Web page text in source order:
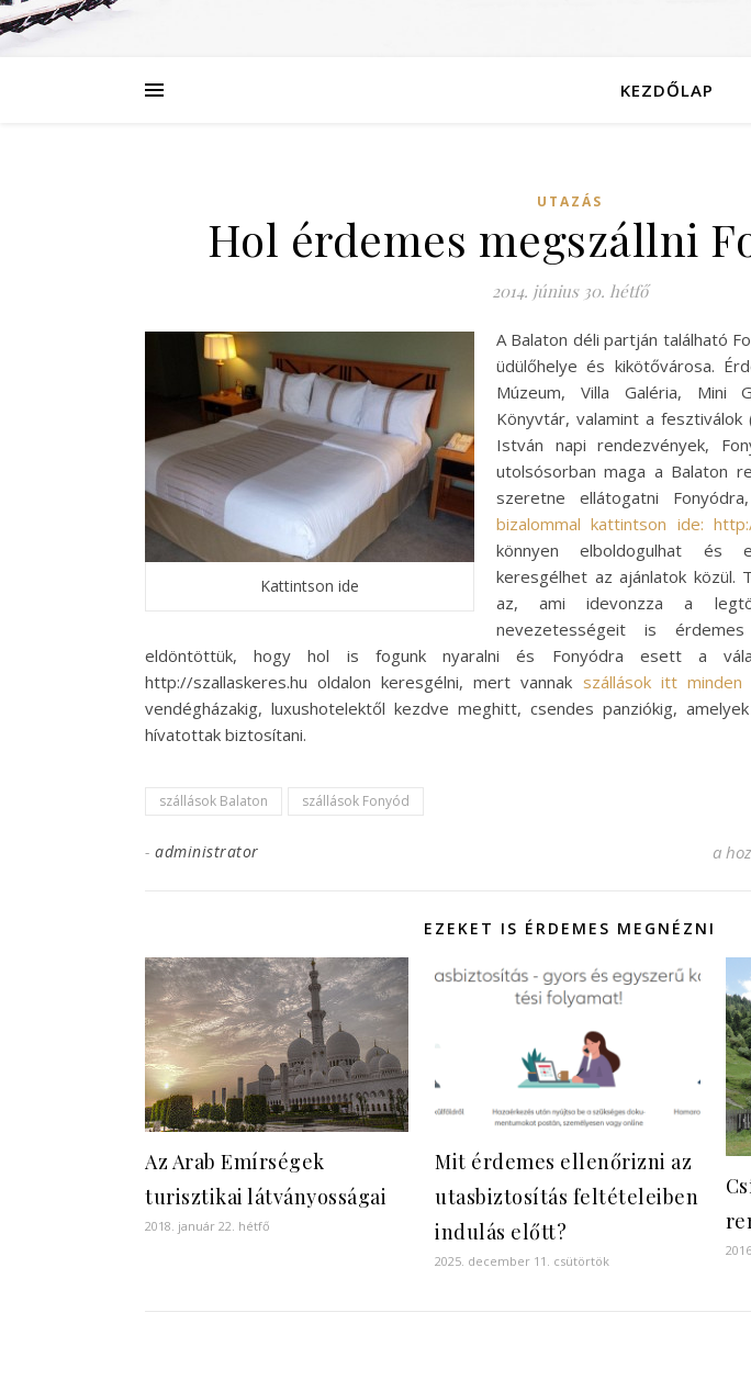
KEZDŐLAP
UTAZÁS
Hol érdemes megszállni
2014. június 30. hétfő
Kattintson ide
A Balaton déli partján található
üdülőhelye és kikötővárosa.
Múzeum, Villa Galéria, Mini
Könyvtár, valamint a fesztiválok
István napi rendezvények,
utolsósorban maga a Balaton
szeretne ellátogatni
bizalommal kattintson ide:
könnyen elboldogulhat és
keresgélhet az ajánlatok közül.
az, ami idevonzza a
nevezetességeit is
eldöntöttük, hogy hol is fogunk nyaralni és Fonyódra esett a
http://szallaskeres.hu oldalon keresgélni, mert vannak szállások itt minden
vendégházakig, luxushotelektől kezdve meghitt, csendes panziókig,
hívatottak biztosítani.
szállások Balaton szállások Fonyód
- administrator Hol
a
EZEKET IS ÉRDEMES MEGNÉZNI
Az Arab Emírségek
turisztikai látványosságai
2018. január 22. hétfő
Mit érdemes ellenőrizni az
utasbiztosítás feltételeiben
indulás előtt?
2025. december 11. csütörtök